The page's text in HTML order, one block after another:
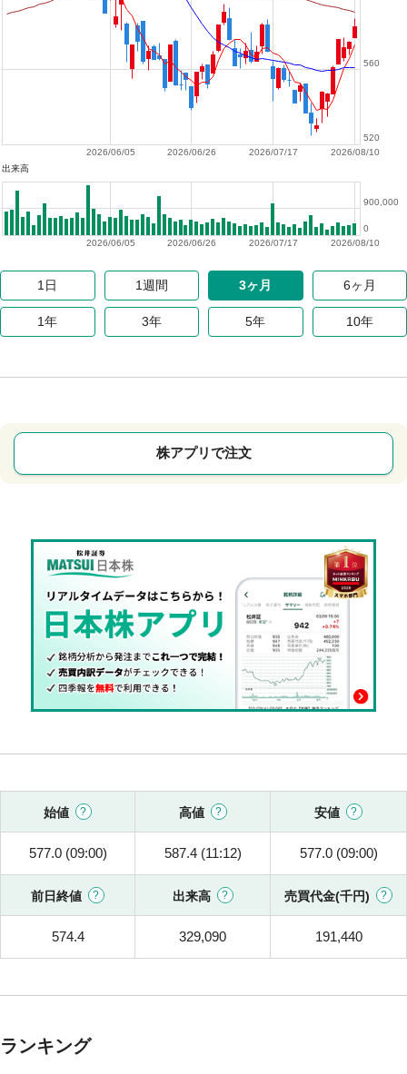
2026/08/10
2026/07/17
2026/06/26
2026/06/05
520
560
出来高
2026/08/10
2026/07/17
2026/06/26
2026/06/05
0
900,000
1日 1週間 3ヶ月 6ヶ月
1年 3年 5年 10年
株アプリで注文
始値 高値 安値
577.0 (09:00) 587.4 (11:12) 577.0 (09:00)
前日終値 出来高 売買代金(千円)
574.4 329,090 191,440
ランキング